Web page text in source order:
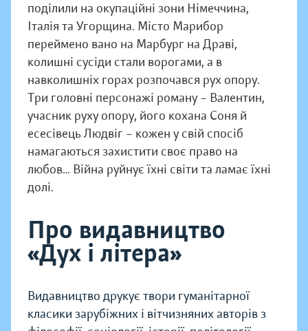
поділили на окупаційні зони Німеччина,
Італія та Угорщина. Місто Марибор
переймено вано на Марбург на Драві,
колишні сусіди стали ворогами, а в
навколишніх горах розпочався рух опору.
Три головні персонажі роману – Валентин,
учасник руху опору, його кохана Соня й
есесівець Людвіг – кожен у свій спосіб
намагаються захистити своє право на
любов… Війна руйнує їхні світи та ламає їхні
долі.
Про видавництво
«Дух і літера»
Видавництво друкує твори гуманітарної
класики зарубіжних і вітчизняних авторів з